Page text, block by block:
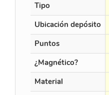
Tipo
Ubicación depósito
Puntos
¿Magnético?
Material